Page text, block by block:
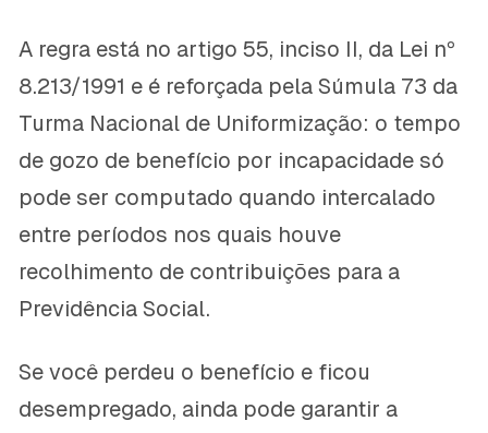
A regra está no artigo 55, inciso II, da Lei nº
8.213/1991 e é reforçada pela Súmula 73 da
Turma Nacional de Uniformização: o tempo
de gozo de benefício por incapacidade só
pode ser computado quando intercalado
entre períodos nos quais houve
recolhimento de contribuições para a
Previdência Social.
Se você perdeu o benefício e ficou
desempregado, ainda pode garantir a